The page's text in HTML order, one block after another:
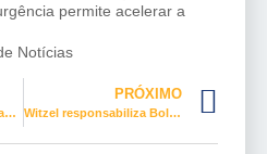
permite acelerar a
Notícias
Comissão de Finanças aprova projeto que prevê atualização anual na tabela do IR
PRÓXIMO
Witzel responsabiliza Bolsonaro por mortes e diz que governo atuou contra governadores